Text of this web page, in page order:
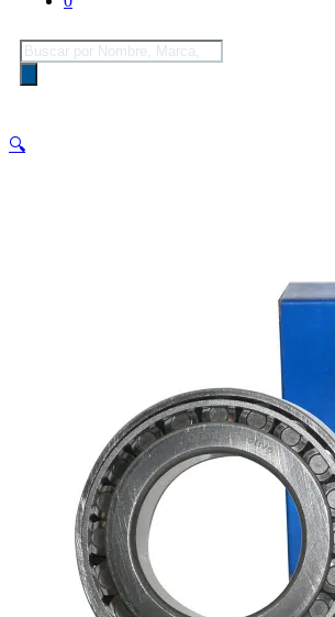
Búsqueda
de
productos
🔍